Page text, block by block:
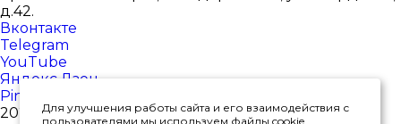
д.42.
Вконтакте
Telegram
YouTube
Яндекс.Дзен
Pinterest
2026 © Интернет-магазин ювелирных изделий от
Для улучшения работы сайта и его взаимодействия с
пользователями мы используем файлы cookie.